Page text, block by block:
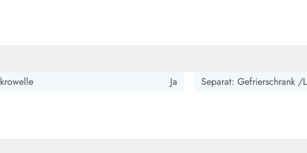
Ja Separat: Gefrierschrank /L